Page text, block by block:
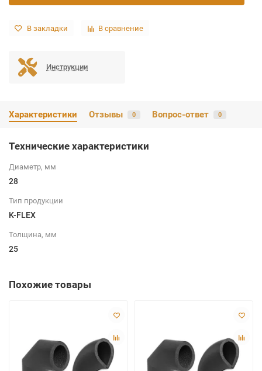
В закладки В сравнение
Инструкции
Характеристики Отзывы 0 Вопрос-ответ 0
Технические характеристики
Диаметр, мм
28
Тип продукции
K-FLEX
Толщина, мм
25
Похожие товары